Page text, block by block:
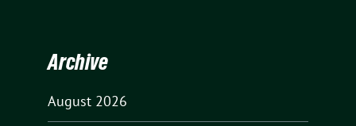
Archive
August 2026